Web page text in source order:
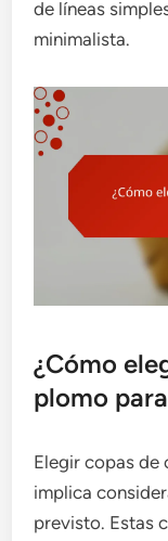
de líneas
minimalista.
¿Cómo
plomo
Elegir copas de
implica
previsto. Estas